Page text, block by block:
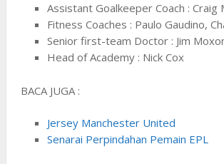
Assistant Goalkeeper Coach : Craig
Fitness Coaches : Paulo Gaudino,
Senior first-team Doctor : Jim
Head of Academy : Nick Cox
BACA JUGA :
Jersey Manchester United
Senarai Perpindahan Pemain EPL